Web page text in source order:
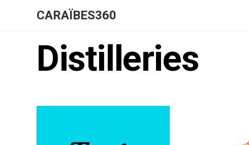
CARAÏBES360
Distilleries